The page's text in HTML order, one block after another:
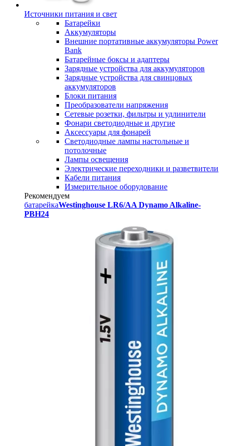
Источники питания и свет
Батарейки
Аккумуляторы
Внешние портативные аккумуляторы Power
Bank
Батарейные боксы и адаптеры
Зарядные устройства для аккумуляторов
Зарядные устройства для свинцовых
аккумуляторов
Блоки питания
Преобразователи напряжения
Сетевые розетки, фильтры и удлинители
Фонари светодиодные и другие
Аксессуары для фонарей
Светодиодные лампы настольные и
потолочные
Лампы освещения
Электрические переходники и разветвители
Кабели питания
Измерительное оборудование
Рекомендуем
батарейкаWestinghouse LR6/AA Dynamo Alkaline-
PBH24